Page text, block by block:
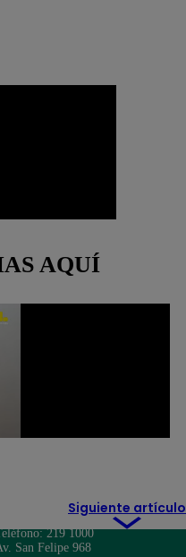
AQUÍ
Siguiente artículo
219 1000
San Felipe 968